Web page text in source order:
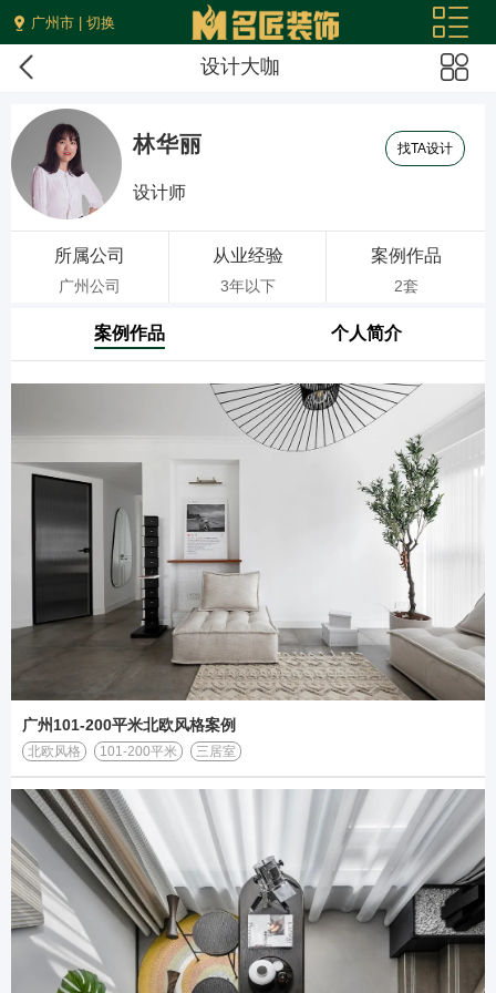
广州市 | 切换
设计大咖
林华丽
设计师
找TA设计
所属公司
广州公司
从业经验
3年以下
案例作品
2套
案例作品 个人简介
广州101-200平米北欧风格案例
北欧风格 101-200平米 三居室